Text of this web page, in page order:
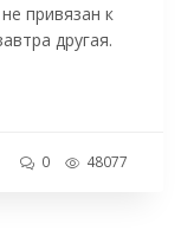
привязан к
другая.
0 48077